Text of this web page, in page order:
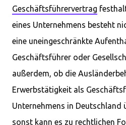
Geschäftsführervertrag
eines Unternehmens besteht
eine uneingeschränkte
Geschäftsführer oder
außerdem, ob die
Erwerbstätigkeit als
Unternehmens in Deutschland
sonst kann es zu rechtlichen